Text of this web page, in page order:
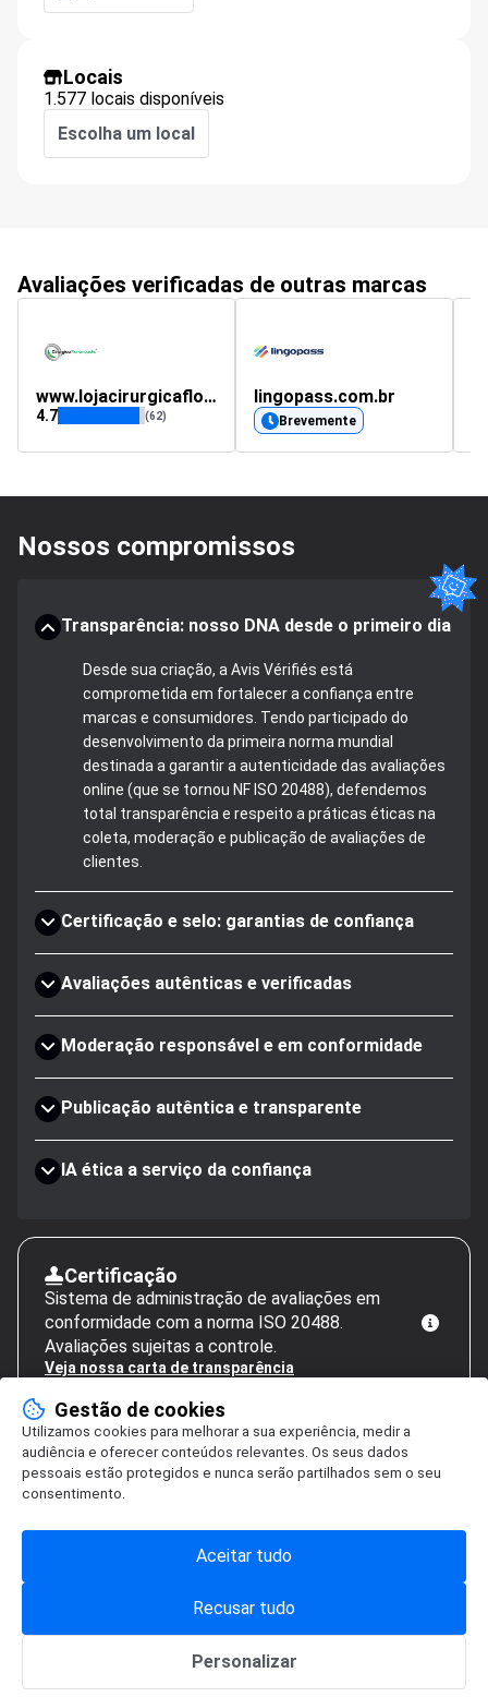
Locais
1.577 locais disponíveis
Escolha um local
Avaliações verificadas de outras marcas
www.lojacirurgicaflorianopolis.com.br
4.7 (62)
lingopass.com.br
Brevemente
Nossos compromissos
Transparência: nosso DNA desde o primeiro dia
Desde sua criação, a Avis Vérifiés está
comprometida em fortalecer a confiança entre
marcas e consumidores. Tendo participado do
desenvolvimento da primeira norma mundial
destinada a garantir a autenticidade das avaliações
online (que se tornou NF ISO 20488), defendemos
total transparência e respeito a práticas éticas na
coleta, moderação e publicação de avaliações de
clientes.
Certificação e selo: garantias de confiança
Avaliações autênticas e verificadas
Moderação responsável e em conformidade
Publicação autêntica e transparente
IA ética a serviço da confiança
Certificação
Sistema de administração de avaliações em
conformidade com a norma ISO 20488.
Avaliações sujeitas a controle.
Veja nossa carta de transparência
Gestão de cookies
Gestão de cookies
Utilizamos cookies para melhorar a sua experiência, medir a
audiência e oferecer conteúdos relevantes. Os seus dados
pessoais estão protegidos e nunca serão partilhados sem o seu
consentimento.
Personalizar
Recusar tudo
Aceitar tudo